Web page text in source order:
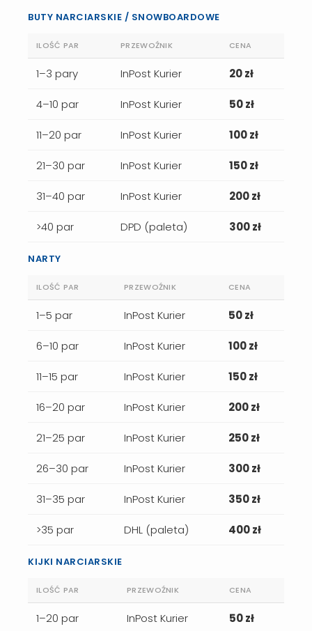
BUTY NARCIARSKIE / SNOWBOARDOWE
ILOŚĆ PAR PRZEWOŹNIK CENA
1–3 pary InPost Kurier 20 zł
4–10 par InPost Kurier 50 zł
11–20 par InPost Kurier 100 zł
21–30 par InPost Kurier 150 zł
31–40 par InPost Kurier 200 zł
>40 par DPD (paleta) 300 zł
NARTY
ILOŚĆ PAR PRZEWOŹNIK CENA
1–5 par InPost Kurier 50 zł
6–10 par InPost Kurier 100 zł
11–15 par InPost Kurier 150 zł
16–20 par InPost Kurier 200 zł
21–25 par InPost Kurier 250 zł
26–30 par InPost Kurier 300 zł
31–35 par InPost Kurier 350 zł
>35 par DHL (paleta) 400 zł
KIJKI NARCIARSKIE
ILOŚĆ PAR PRZEWOŹNIK CENA
1–20 par InPost Kurier 50 zł